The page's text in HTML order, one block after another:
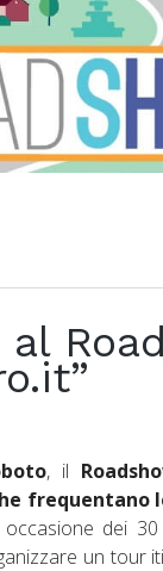
, il
frequentano
dei
un